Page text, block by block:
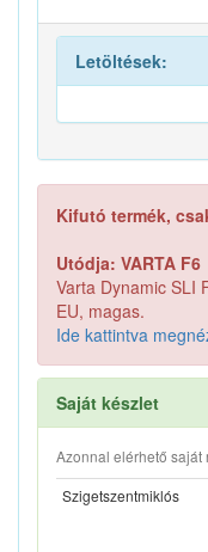
Letöltések:
Kifutó termék,
Utódja: VARTA F6
Varta Dynamic SLI
EU, magas.
Ide kattintva
Saját készlet
Azonnal elérhető saját
Szigetszentmiklós